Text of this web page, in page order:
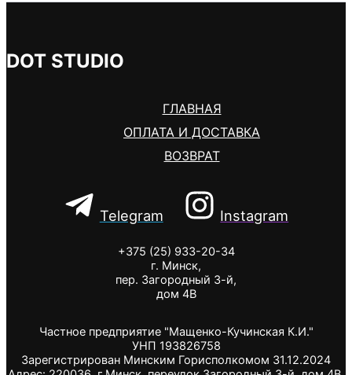
DOT STUDIO
ГЛАВНАЯ
ОПЛАТА И ДОСТАВКА
ВОЗВРАТ
Telegram Instagram
+375 (25) 933-20-34
г. Минск,
пер. Загородный 3-й,
дом 4В
Частное предприятие "Мащенко-Кучинская К.И."
УНП 193826758
Зарегистрирован Минским Горисполкомом 31.12.2024